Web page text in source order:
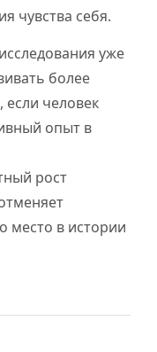
чувства себя.
уже
более
человек
опыт в
рост
место в истории